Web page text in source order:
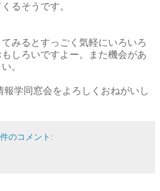
るそうです。
みるとすっごく気軽にいろいろ
しろいですよー。また機会があ
。
報学同窓会をよろしくおねがいし
のコメント: